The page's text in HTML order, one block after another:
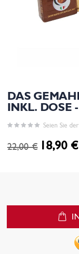
DAS
INKL. DOSE
Seien Sie
22,00 € 18,90 €